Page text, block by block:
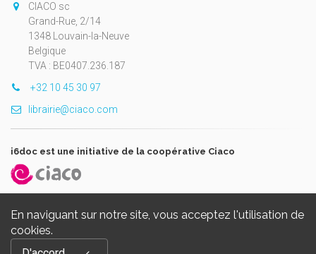
En naviguant sur notre site, vous acceptez l'utilisation de
cookies.
CIACO sc
Grand-Rue, 2/14
1348 Louvain-la-Neuve
Belgique
TVA : BE0407.236.187
+32 10 45 30 97
librairie@ciaco.com
i6doc est une initiative de la coopérative Ciaco